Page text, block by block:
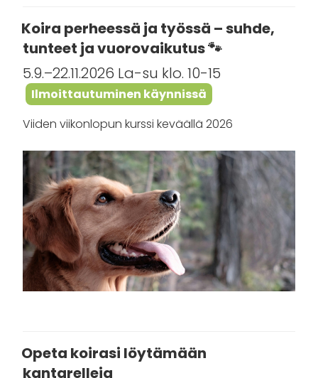
Koira perheessä ja työssä – suhde,
tunteet ja vuorovaikutus 🐾
5.9.–22.11.2026 La-su klo. 10-15
Ilmoittautuminen käynnissä
Viiden viikonlopun kurssi keväällä 2026
Opeta koirasi löytämään
kantarelleja